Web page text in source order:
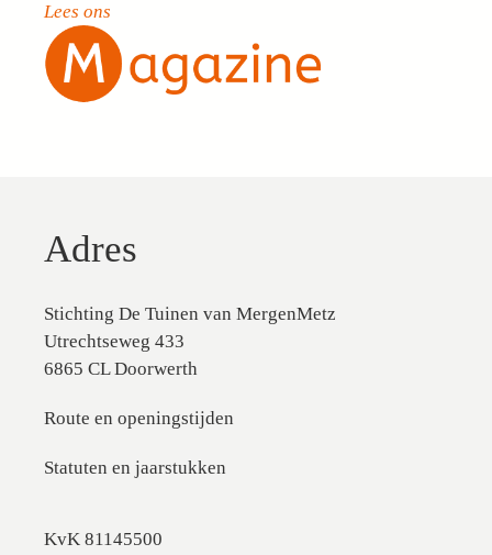
Lees ons
Adres
Stichting De Tuinen van MergenMetz
Utrechtseweg 433
6865 CL Doorwerth
Route en openingstijden
Statuten en jaarstukken
KvK 81145500